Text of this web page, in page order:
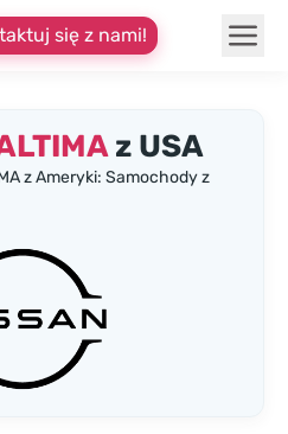
się z nami!
z USA
z Ameryki: Samochody z